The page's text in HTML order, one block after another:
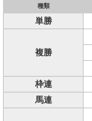
種類
単勝
複勝
枠連
馬連